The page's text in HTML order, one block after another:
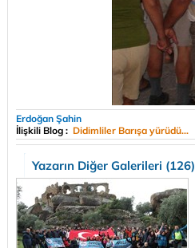
Erdoğan Şahin
İlişkili Blog : Didimliler Barışa yürüdü...
Yazarın Diğer Galerileri (126)